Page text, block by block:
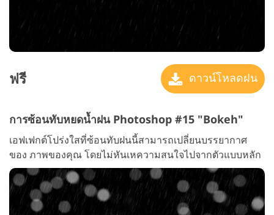
ฟรี ดาวน์โหลดฝน
การซ้อนทับหยดน้ำฝน Photoshop #15 "Bokeh"
เอฟเฟกต์โปร่งใสที่ซ้อนทับฝนนี้สามารถเปลี่ยนบรรยากาศ
ของ ภาพของคุณ โดยไม่หันเหความสนใจไปจากตัวแบบหลัก